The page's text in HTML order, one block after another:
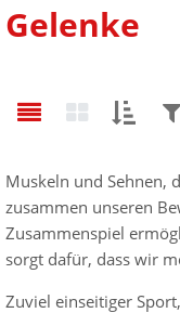
Gelenke
Muskeln und Sehnen,
zusammen unseren
Zusammenspiel
sorgt dafür, dass wir
Zuviel einseitiger